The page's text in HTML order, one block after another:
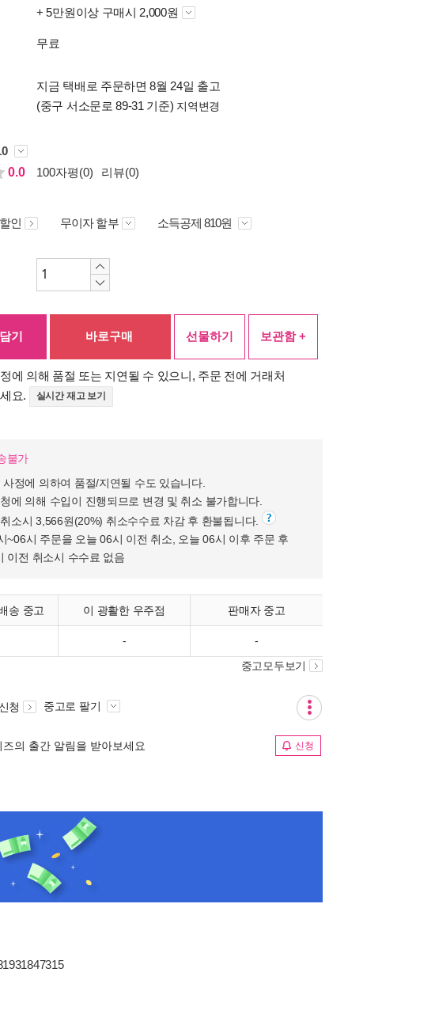
+ 5만원이상 구매시 2,000원
무료
지금 택배로 주문하면 8월 24일 출고
(중구 서소문로 89-31 기준) 지역변경
0.0
100자평(0) 리뷰(0)
인 무이자 할부 소득공제 810원
기 바로구매 선물하기 보관함 +
에 의해 품절 또는 지연될 수 있으니, 주문 전에 거래처
요.
실시간 재고 보기
불가
정에 의하여 품절/지연될 수도 있습니다.
에 의해 수입이 진행되므로 변경 및 취소 불가합니다.
소시 3,566원(20%) 취소수수료 차감 후 환불됩니다.
~06시 주문을 오늘 06시 이전 취소, 오늘 06시 이후 주문 후
이전 취소시 수수료 없음
송 중고 이 광활한 우주점 판매자 중고
- -
중고모두보기
청 중고로 팔기
의 출간 알림을 받아보세요 신청